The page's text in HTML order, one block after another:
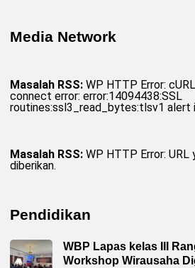
Media Network
Masalah RSS: WP HTTP Error:
connect error: error:14094438:SSL
routines:ssl3_read_bytes:tlsv1 alert
Masalah RSS: WP HTTP Error: URL
diberikan.
Pendidikan
WBP Lapas kelas III
Workshop Wirausaha